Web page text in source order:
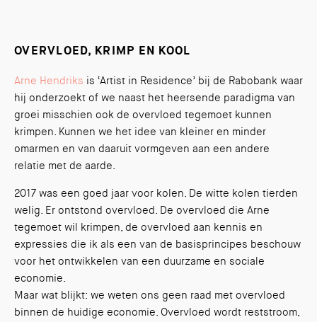
OVERVLOED, KRIMP EN KOOL
Arne Hendriks is ‘Artist in Residence’ bij de Rabobank waar
hij onderzoekt of we naast het heersende paradigma van
groei misschien ook de overvloed tegemoet kunnen
krimpen. Kunnen we het idee van kleiner en minder
omarmen en van daaruit vormgeven aan een andere
relatie met de aarde.
2017 was een goed jaar voor kolen. De witte kolen tierden
welig. Er ontstond overvloed. De overvloed die Arne
tegemoet wil krimpen, de overvloed aan kennis en
expressies die ik als een van de basisprincipes beschouw
voor het ontwikkelen van een duurzame en sociale
economie.
Maar wat blijkt: we weten ons geen raad met overvloed
binnen de huidige economie. Overvloed wordt reststroom,